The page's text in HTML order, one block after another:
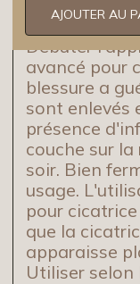
Débuter
avancé pour
blessure a
sont enlevés
présence
couche sur
soir. Bien
usage.
pour
que la
apparaisse
Utiliser selon